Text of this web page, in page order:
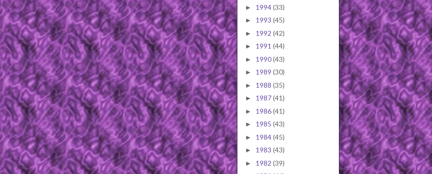
► 1994(33)
► 1993 (45)
► 1992 (42)
► 1991 (44)
► 1990(43)
► 1989 (30)
► 1988 (35)
► 1987(41)
► 1986(41)
► 1985 (43)
► 1984(45)
► 1983 (43)
► 1982 (39)